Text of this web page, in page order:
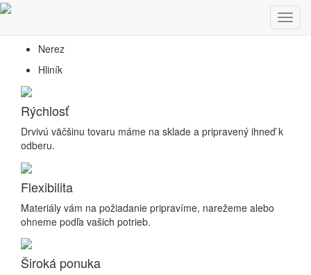
Predaj hutníckeho a nerezového materiálu
Nerez
Hliník
Rýchlosť
Drvivú väčšinu tovaru máme na sklade a pripravený ihneď k
odberu.
Flexibilita
Materiály vám na požiadanie pripravíme, narežeme alebo
ohneme podľa vašich potrieb.
Široká ponuka